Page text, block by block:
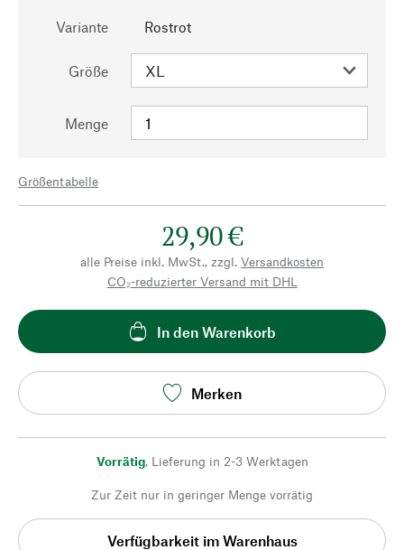
Variante Rostrot
Größe
Menge
Größentabelle
29,90 €
alle Preise inkl. MwSt., zzgl. Versandkosten
CO₂-reduzierter Versand mit DHL
In den Warenkorb
Merken
Vorrätig, Lieferung in 2-3 Werktagen
Zur Zeit nur in geringer Menge vorrätig
Verfügbarkeit im Warenhaus